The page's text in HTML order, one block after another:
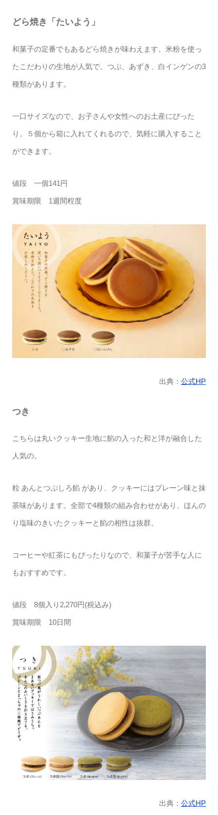
どら焼き「たいよう」
和菓子の定番でもあるどら焼きが味わえます。米粉を使っ
たこだわりの生地が人気で、つぶ、あずき、白インゲンの3
種類があります。
一口サイズなので、お子さんや女性へのお土産にぴった
り。５個から箱に入れてくれるので、気軽に購入すること
ができます。
値段 一個141円
賞味期限 1週間程度
出典：公式HP
つき
こちらは丸いクッキー生地に餡の入った和と洋が融合した
人気の。
粒 あんとつぶしろ餡 があり、クッキーにはプレーン味と抹
茶味があります。全部で4種類の組み合わせがあり、ほんの
り塩味のきいたクッキーと餡の相性は抜群。
コーヒーや紅茶にもぴったりなので、和菓子が苦手な人に
もおすすめです。
値段 8個入り2,270円(税込み)
賞味期限 10日間
出典：公式HP